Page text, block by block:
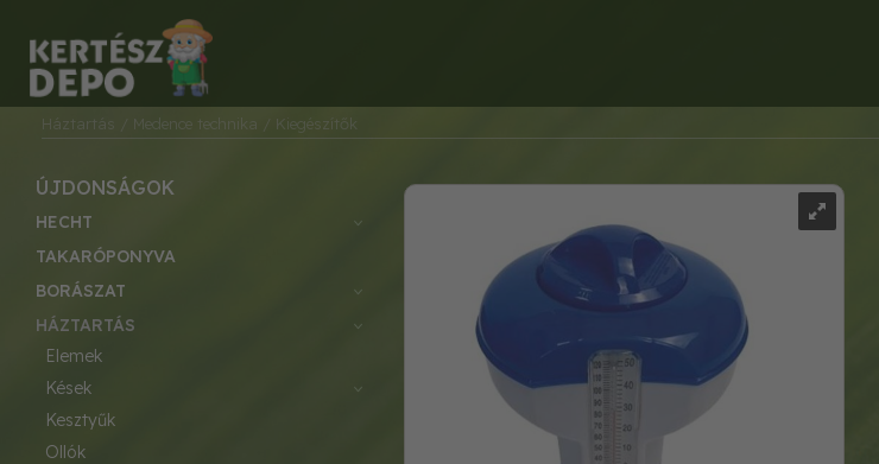
Háztartás / Medence technika / Kiegészítők
ÚJDONSÁGOK
HECHT
TAKARÓPONYVA
BORÁSZAT
HÁZTARTÁS
elemek
kések
kesztyűk
ollók